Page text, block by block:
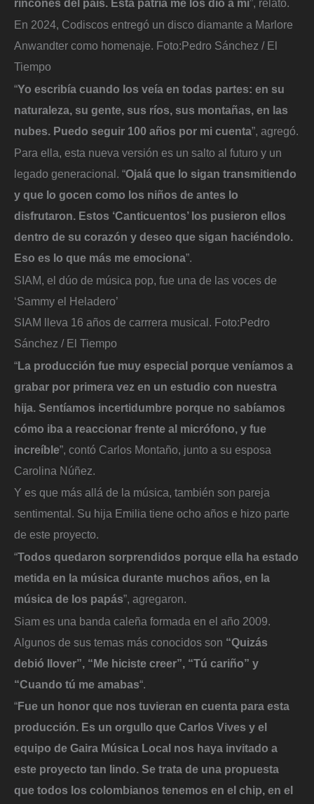
En 2024, Codiscos entregó un disco diamante a Marlore
Anwandter como homenaje. Foto:Pedro Sánchez / El
Tiempo
“Yo escribía cuando los veía en todas partes: en su
naturaleza, su gente, sus ríos, sus montañas, en las
nubes. Puedo seguir 100 años por mi cuenta”, agregó.
Para ella, esta nueva versión es un salto al futuro y un
legado generacional. “Ojalá que lo sigan transmitiendo
y que lo gocen como los niños de antes lo
disfrutaron. Estos ‘Canticuentos’ los pusieron ellos
dentro de su corazón y deseo que sigan haciéndolo.
Eso es lo que más me emociona”.
SIAM, el dúo de música pop, fue una de las voces de
‘Sammy el Heladero’
SIAM lleva 16 años de carrrera musical. Foto:Pedro
Sánchez / El Tiempo
“La producción fue muy especial porque veníamos a
grabar por primera vez en un estudio con nuestra
hija. Sentíamos incertidumbre porque no sabíamos
cómo iba a reaccionar frente al micrófono, y fue
increíble”, contó Carlos Montaño, junto a su esposa
Carolina Núñez.
Y es que más allá de la música, también son pareja
sentimental. Su hija Emilia tiene ocho años e hizo parte
de este proyecto.
“Todos quedaron sorprendidos porque ella ha estado
metida en la música durante muchos años, en la
música de los papás”, agregaron.
Siam es una banda caleña formada en el año 2009.
Algunos de sus temas más conocidos son “Quizás
debió llover”, “Me hiciste creer”, “Tú cariño” y
“Cuando tú me amabas“.
“Fue un honor que nos tuvieran en cuenta para esta
producción. Es un orgullo que Carlos Vives y el
equipo de Gaira Música Local nos haya invitado a
este proyecto tan lindo. Se trata de una propuesta
que todos los colombianos tenemos en el chip, en el